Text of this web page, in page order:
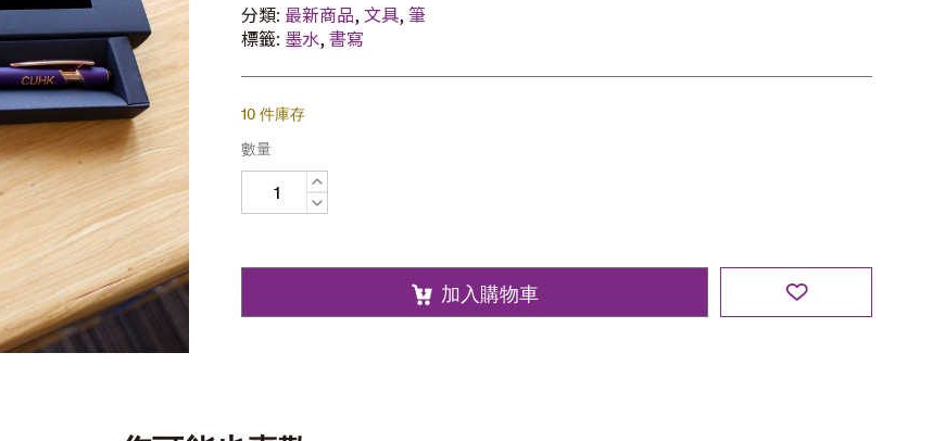
分類: 最新商品,文具,筆
標籤: 墨水,書寫
10 件庫存
數量
原
量
加入購物車